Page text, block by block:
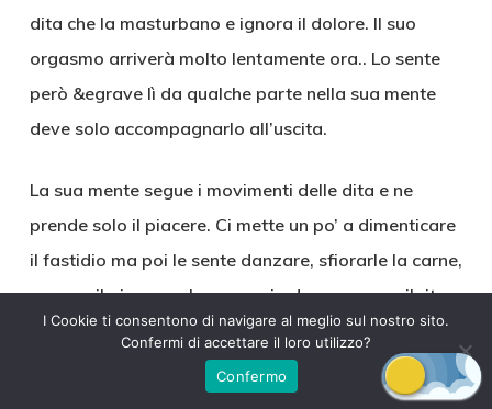
dita che la masturbano e ignora il dolore. Il suo
orgasmo arriverà molto lentamente ora.. Lo sente
però &egrave lì da qualche parte nella sua mente
deve solo accompagnarlo all’uscita.
La sua mente segue i movimenti delle dita e ne
prende solo il piacere. Ci mette un po’ a dimenticare
il fastidio ma poi le sente danzare, sfiorarle la carne,
cercare il piacere e le segue si adegua, segue il ritmo
eh.. geme gode respira veloce’
Si &egrave allontanato non sente più le sue mani
non sente la sagoma del suo corpo. Quando
I Cookie ti consentono di navigare al meglio sul nostro sito.
Confermi di accettare il loro utilizzo?
Confermo